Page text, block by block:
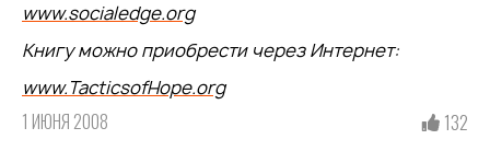
www.socialedge.org
Книгу можно приобрести через Интернет:
www.TacticsofHope.org
1 ИЮНЯ 2008 132